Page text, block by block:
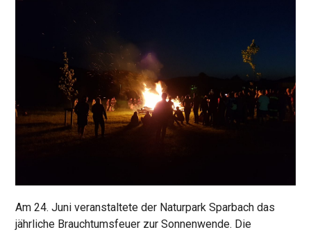
Am 24. Juni veranstaltete der Naturpark Sparbach das
jährliche Brauchtumsfeuer zur Sonnenwende. Die